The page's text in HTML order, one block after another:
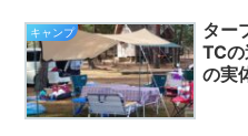
キャンプ
ター
TC
の実